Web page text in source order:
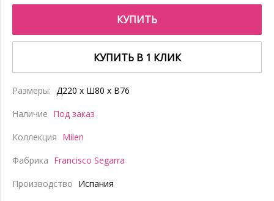
КУПИТЬ
КУПИТЬ В 1 КЛИК
Размеры: Д220 x Ш80 x В76
Наличие Под заказ
Коллекция Milen
Фабрика Francisco Segarra
Производство Испания